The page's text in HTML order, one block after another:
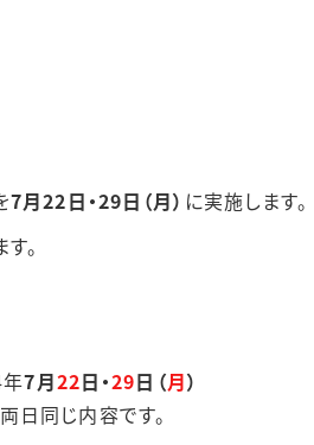
7月22日・29日（月） に実施します。
。
7月22日・29日（月）
容です。